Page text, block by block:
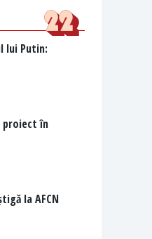
lui Putin:
proiect în
la AFCN